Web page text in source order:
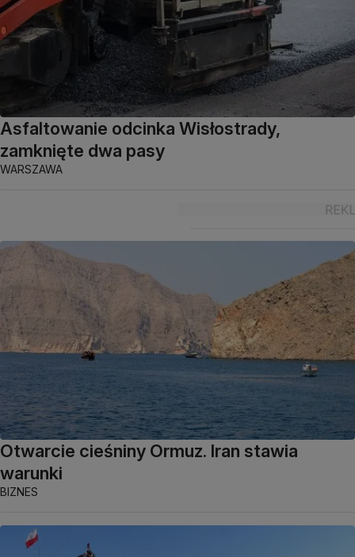
Asfaltowanie odcinka Wisłostrady,
zamknięte dwa pasy
WARSZAWA
Otwarcie cieśniny Ormuz. Iran stawia
warunki
BIZNES